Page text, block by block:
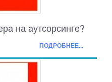
на аутсорсинге?
ПОДРОБНЕЕ...